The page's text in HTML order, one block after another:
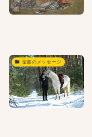
聖書のメッセージ